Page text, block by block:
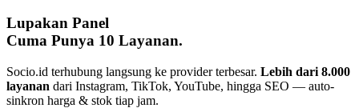
Lupakan Panel
Cuma Punya 10 Layanan.
Socio.id terhubung langsung ke provider terbesar. Lebih dari 8.000
layanan dari Instagram, TikTok, YouTube, hingga SEO — auto-
sinkron harga & stok tiap jam.